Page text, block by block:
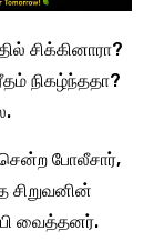
சிக்கினாரா?
நிகழ்ந்ததா?
சென்ற போலீசார்,
சிறுவனின்
வைத்தனர்.